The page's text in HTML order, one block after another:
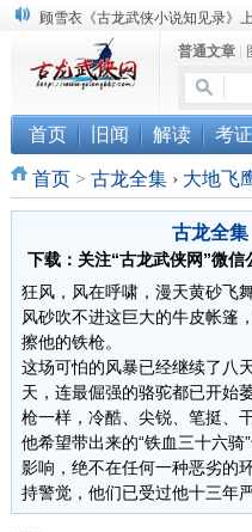
顾雪衣《古龙武侠小说知见录》
“武侠书库”查缺补漏活动圆满结束
《古龙小说原貌探究》修订版已上
普通文章|
首页 旧闻 解读 考证
首页> 古龙全集 › 大地飞
古龙全集
下载：关注“古龙武侠网”微信
狂风，风在呼啸，漫天黄砂飞舞
风砂吹不进这巨大的牛皮帐篷
擦他的铁枪。
这场可怕的风暴已经继续了八
天，连最倔强的骆驼都已开始
枪一样，冷酷、尖锐、笔挺、
他希望带出来的“铁血三十六
影响，绝不在任何一种恶劣的
持警觉，他们已受过他十三年